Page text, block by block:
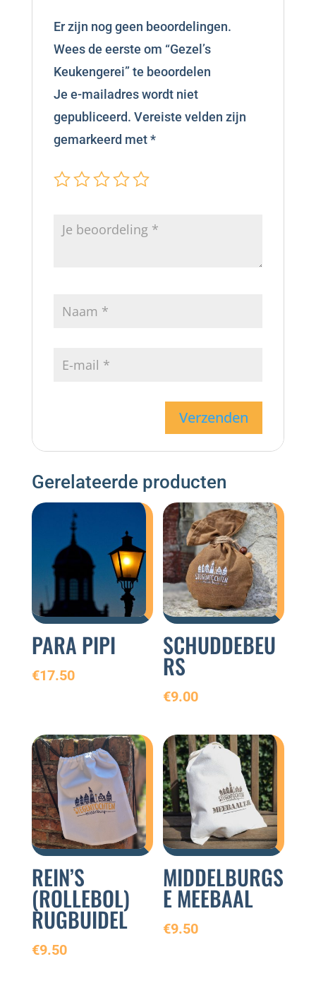
Er zijn nog geen beoordelingen.
Wees de eerste om “Gezel’s
Keukengerei” te beoordelen
Je e-mailadres wordt niet
gepubliceerd. Vereiste velden zijn
gemarkeerd met*
Gerelateerde producten
PARA PIPI
€17.50
SCHUDDEBEU
RS
€9.00
REIN’S
(ROLLEBOL)
RUGBUIDEL
€9.50
MIDDELBURGS
E MEEBAAL
€9.50